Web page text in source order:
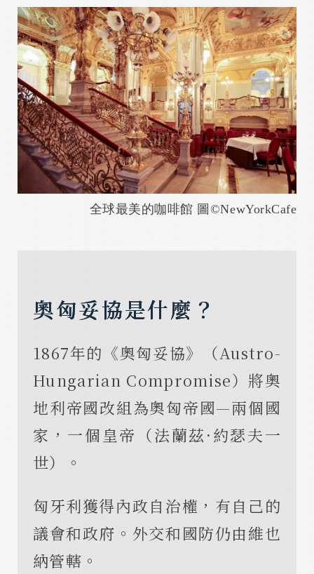
全球最美的咖啡館 圖©NewYorkCafe
奧匈妥協是什麼？
1867年的《奧匈妥協》（Austro-
Hungarian Compromise）將奧
地利帝國改組為奧匈帝國—兩個國
家，一個皇帝（法蘭茲·約瑟夫一
世）。
匈牙利獲得內政自治權，有自己的
議會和政府。外交和國防仍由維也
納管轄。